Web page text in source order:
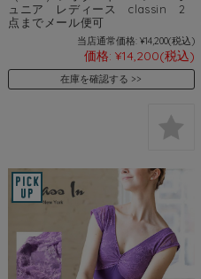
ュニア レディース classin 2
点までメール便可
当店通常価格: ¥14,200(税込)
価格: ¥14,200(税込)
在庫を確認する